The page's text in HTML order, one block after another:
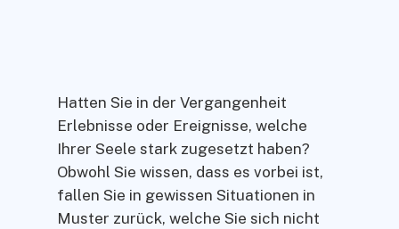
Hatten Sie in der Vergangenheit
Erlebnisse oder Ereignisse, welche
Ihrer Seele stark zugesetzt haben?
Obwohl Sie wissen, dass es vorbei ist,
fallen Sie in gewissen Situationen in
Muster zurück, welche Sie sich nicht